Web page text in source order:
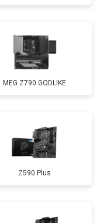
MEG Z790 GODLIKE
Z590 Plus